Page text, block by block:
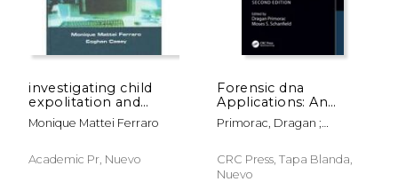
50%
dcto.
$ 194.98
$ 97.49
15%
dcto.
investigating child
expolitation and
pornography,the
internet,the law and
Monique Mattei Ferraro
Academic Pr, Nuevo
Forensic dna
Applications: An
Interdisciplinary
Perspective (en
Primorac, Dragan ;
CRC Press, Tapa Blanda,
Nuevo